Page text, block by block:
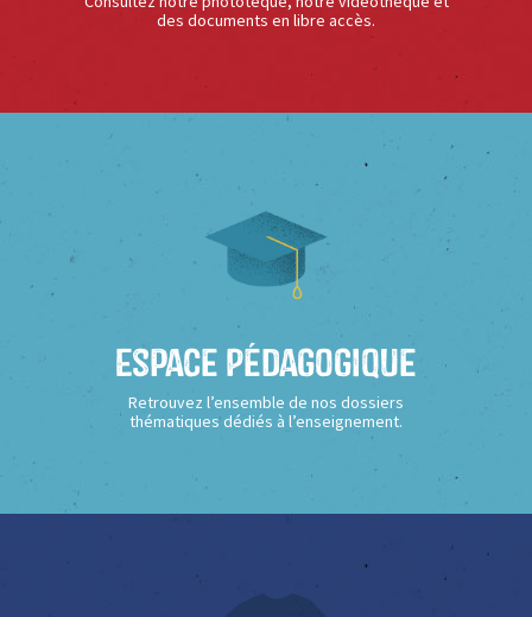
des documents en libre accès.
Espace Pédagogique
Retrouvez l’ensemble de nos dossiers
thématiques dédiés à l’enseignement.